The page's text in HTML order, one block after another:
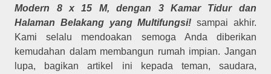
Modern 8 x 15 M, dengan 3 Kamar Tidur dan
Halaman Belakang yang Multifungsi! sampai akhir.
Kami selalu mendoakan semoga Anda diberikan
kemudahan dalam membangun rumah impian. Jangan
lupa, bagikan artikel ini kepada teman, saudara,